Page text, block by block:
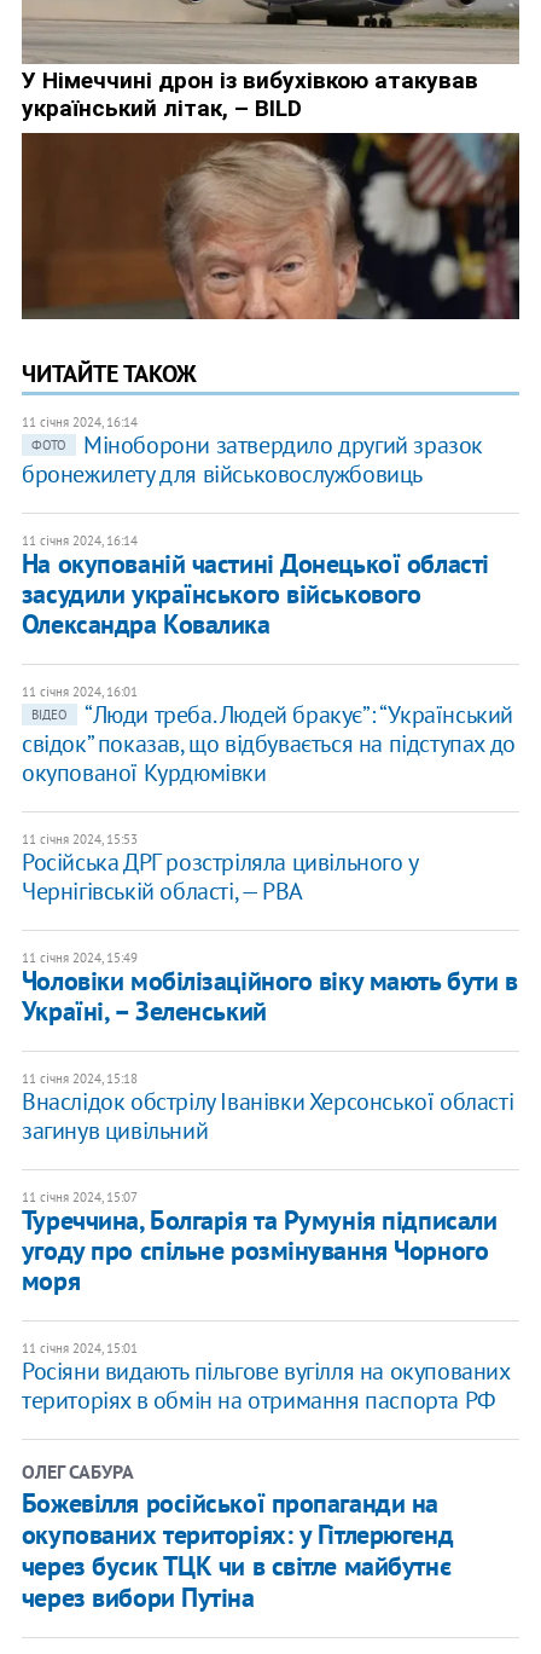
ЧИТАЙТЕ ТАКОЖ
11 січня 2024, 16:14
ФОТО
​Міноборони затвердило другий зразок
бронежилету для військовослужбовиць
11 січня 2024, 16:14
На окупованій частині Донецької області
засудили українського військового
Олександра Ковалика
11 січня 2024, 16:01
ВІДЕО
“Люди треба. Людей бракує”: “Український
свідок” показав, що відбувається на підступах до
окупованої Курдюмівки
11 січня 2024, 15:53
Російська ДРГ розстріляла цивільного у
Чернігівській області, — РВА
11 січня 2024, 15:49
Чоловіки мобілізаційного віку мають бути в
Україні, – Зеленський
11 січня 2024, 15:18
Внаслідок обстрілу Іванівки Херсонської області
загинув цивільний
11 січня 2024, 15:07
Туреччина, Болгарія та Румунія підписали
угоду про спільне розмінування Чорного
моря
11 січня 2024, 15:01
Росіяни видають пільгове вугілля на окупованих
територіях в обмін на отримання паспорта РФ
ОЛЕГ САБУРА
Божевілля російської пропаганди на
окупованих територіях: у Гітлерюгенд
через бусик ТЦК чи в світле майбутнє
через вибори Путіна